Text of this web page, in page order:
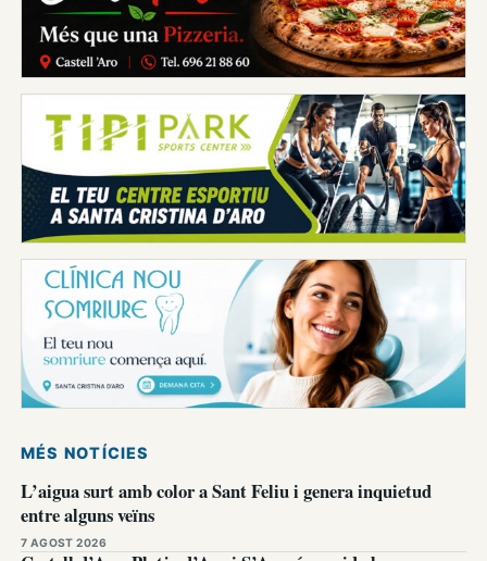
MÉS NOTÍCIES
L’aigua surt amb color a Sant Feliu i genera inquietud
entre alguns veïns
7 AGOST 2026